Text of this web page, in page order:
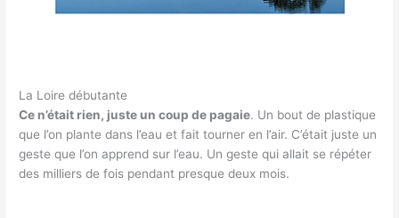
La Loire débutante
Ce n’était rien, juste un coup de pagaie. Un bout de plastique
que l’on plante dans l’eau et fait tourner en l’air. C’était juste un
geste que l’on apprend sur l’eau. Un geste qui allait se répéter
des milliers de fois pendant presque deux mois.